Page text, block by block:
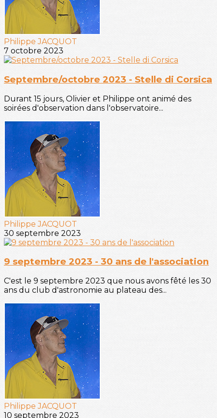
Philippe JACQUOT
7 octobre 2023
Septembre/octobre 2023 - Stelle di Corsica
Durant 15 jours, Olivier et Philippe ont animé des
soirées d'observation dans l'observatoire...
Philippe JACQUOT
30 septembre 2023
9 septembre 2023 - 30 ans de l'association
C'est le 9 septembre 2023 que nous avons fêté les 30
ans du club d'astronomie au plateau des...
Philippe JACQUOT
10 septembre 2023